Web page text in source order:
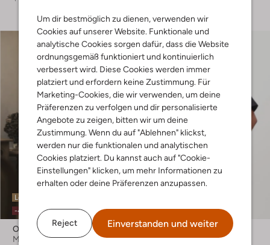
Um dir bestmöglich zu dienen, verwenden wir
Cookies auf unserer Website. Funktionale und
analytische Cookies sorgen dafür, dass die Website
ordnungsgemäß funktioniert und kontinuierlich
verbessert wird. Diese Cookies werden immer
platziert und erfordern keine Zustimmung. Für
Marketing-Cookies, die wir verwenden, um deine
Präferenzen zu verfolgen und dir personalisierte
Angebote zu zeigen, bitten wir um deine
Zustimmung. Wenn du auf "Ablehnen" klickst,
werden nur die funktionalen und analytischen
Cookies platziert. Du kannst auch auf "Cookie-
Einstellungen" klicken, um mehr Informationen zu
erhalten oder deine Präferenzen anzupassen.
Reject Einverstanden und weiter
Letzte Größen
-40%
Omoda Atelier
Maxikleid
Neo Noir
Bluse